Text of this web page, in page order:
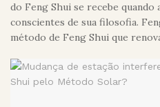
do Feng Shui se recebe quando
conscientes de sua filosofia.
método de Feng Shui que